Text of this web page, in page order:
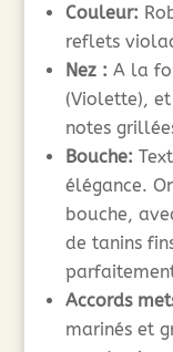
Couleur:
reflets
Nez : A la
(Violette),
notes
Bouche:
élégance.
bouche,
de tanins
Accords
marinés et